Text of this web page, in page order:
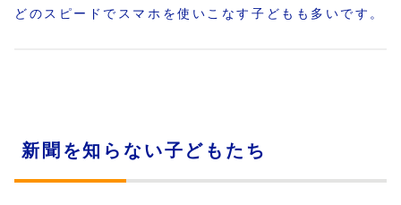
どのスピードでスマホを使いこなす子どもも多いです。
新聞を知らない子どもたち